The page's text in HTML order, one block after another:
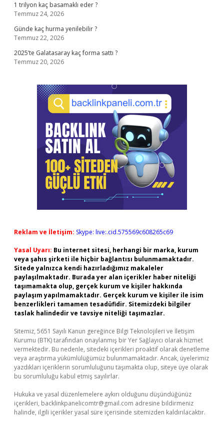
1 trilyon kaç basamaklı eder ?
Temmuz 24, 2026
Günde kaç hurma yenilebilir ?
Temmuz 22, 2026
2025’te Galatasaray kaç forma sattı ?
Temmuz 20, 2026
Reklam ve İletişim: Skype: live:.cid.575569c608265c69
Yasal Uyarı: Bu internet sitesi, herhangi bir marka, kurum
veya şahıs şirketi ile hiçbir bağlantısı bulunmamaktadır.
Sitede yalnızca kendi hazırladığımız makaleler
paylaşılmaktadır. Burada yer alan içerikler haber niteliği
taşımamakta olup, gerçek kurum ve kişiler hakkında
paylaşım yapılmamaktadır. Gerçek kurum ve kişiler ile isim
benzerlikleri tamamen tesadüfidir. Sitemizdeki bilgiler
taslak halindedir ve tavsiye niteliği taşımazlar.
Sitemiz, 5651 Sayılı Kanun gereğince Bilgi Teknolojileri ve İletişim
Kurumu (BTK) tarafından onaylanmış bir Yer Sağlayıcı olarak hizmet
vermektedir. Bu nedenle, sitedeki içerikleri proaktif olarak denetleme
veya araştırma yükümlülüğümüz bulunmamaktadır. Ancak, üyelerimiz
yazdıkları içeriklerin sorumluluğunu taşımakta olup, siteye üye olarak
bu sorumluluğu kabul etmiş sayılırlar.
Hukuka ve yasal düzenlemelere aykırı olduğunu düşündüğünüz
içerikleri, backlinkpanelicomtr@gmail.com adresine bildirmeniz
halinde, ilgili içerikler yasal süre içerisinde sitemizden kaldırılacaktır.